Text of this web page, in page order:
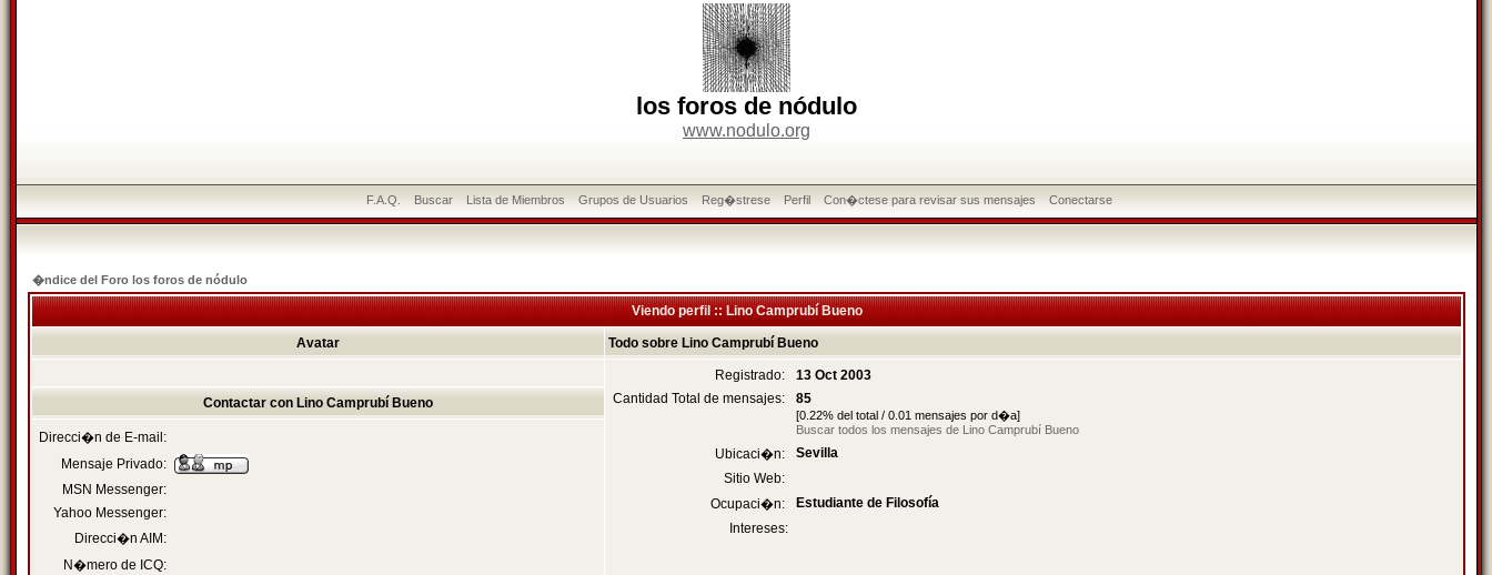
los foros de nódulo
www.nodulo.org
F.A.Q. Buscar Lista de Miembros Grupos de Usuarios Reg�strese Perfil Con�ctese para revisar sus mensajes Conectarse
�ndice del Foro los foros de nódulo
Viendo perfil :: Lino Camprubí Bueno
Avatar Todo sobre Lino Camprubí Bueno
Registrado:
13 Oct 2003
Cantidad Total de mensajes:
85
[0.22% del total / 0.01 mensajes por d�a]
Buscar todos los mensajes de Lino Camprubí Bueno
Ubicaci�n:
Sevilla
Sitio Web:
Ocupaci�n:
Estudiante de Filosofía
Intereses:
Contactar con Lino Camprubí Bueno
Direcci�n de E-mail:
Mensaje Privado:
MSN Messenger:
Yahoo Messenger:
Direcci�n AIM:
N�mero de ICQ: